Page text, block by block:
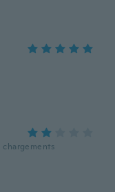
chargements